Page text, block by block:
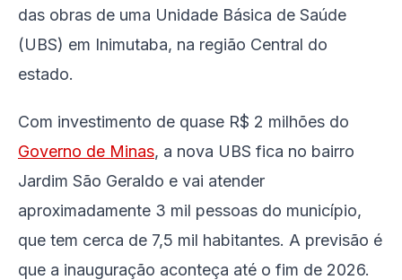
das obras de uma Unidade Básica de Saúde
(UBS) em Inimutaba, na região Central do
estado.
Com investimento de quase R$ 2 milhões do
Governo de Minas, a nova UBS fica no bairro
Jardim São Geraldo e vai atender
aproximadamente 3 mil pessoas do município,
que tem cerca de 7,5 mil habitantes. A previsão é
que a inauguração aconteça até o fim de 2026.